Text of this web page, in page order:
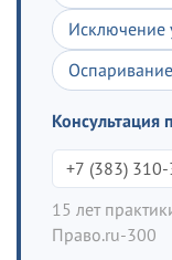
Исключение
Консультация
+7 (383)
15 лет
Право.ru-300